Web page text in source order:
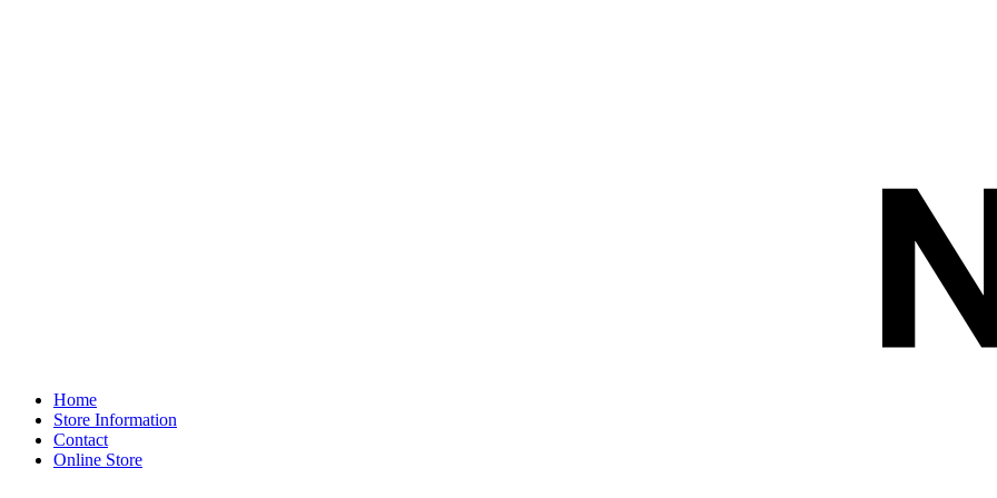
Home
Store Information
Contact
Online Store